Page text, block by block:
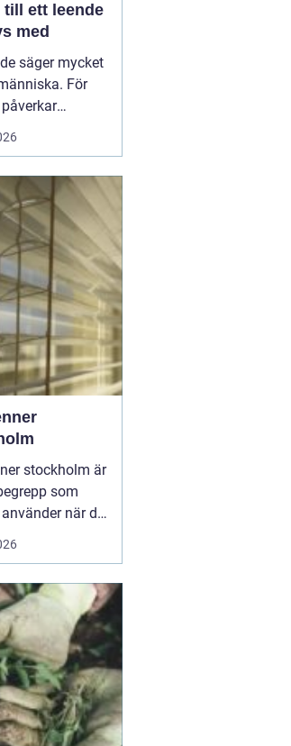
till ett leende
med
säger mycket
För
utseende
situationer.
tandvård
om att skapa
stockholm är
som
när de
praktiska och
solskydd för
har lång tid
självklart val för
vill kombinera
komfort och ...